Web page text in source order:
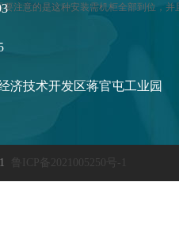
注意的是这种安装需机柜全部到位，
济技术开发区蒋官屯工业园
鲁ICP备2021005250号-1